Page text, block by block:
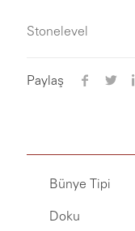
Stonelevel
Paylaş
Bünye Tipi
Doku